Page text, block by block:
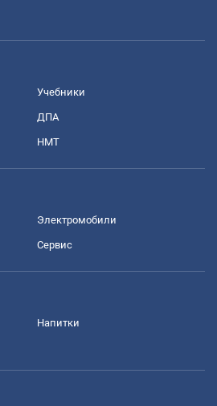
Учебники
ДПА
НМТ
Электромобили
Сервис
Напитки